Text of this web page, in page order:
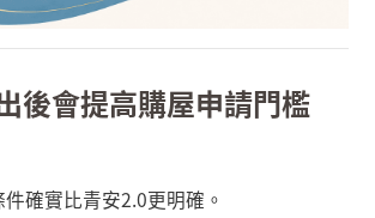
後會提高購屋申請門檻
件確實比青安2.0更明確。